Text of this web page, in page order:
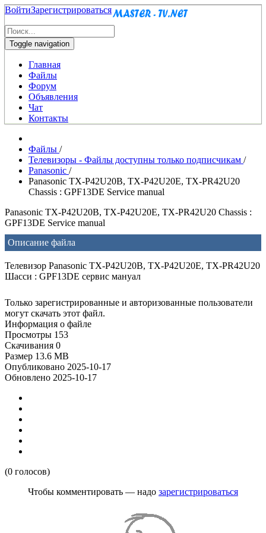
ВойтиЗарегистрироваться
Toggle navigation
Главная
Файлы
Форум
Объявления
Чат
Контакты
Файлы /
Телевизоры - Файлы доступны только подписчикам /
Panasonic /
Panasonic TX-P42U20B, TX-P42U20E, TX-PR42U20
Chassis : GPF13DE Service manual
Panasonic TX-P42U20B, TX-P42U20E, TX-PR42U20 Chassis :
GPF13DE Service manual
Описание файла
Телевизор Panasonic TX-P42U20B, TX-P42U20E, TX-PR42U20
Шасси : GPF13DE сервис мануал
Только зарегистрированные и авторизованные пользователи
могут скачать этот файл.
Информация о файле
Просмотры 153
Скачивания 0
Размер 13.6 MB
Опубликовано 2025-10-17
Обновлено 2025-10-17
(0 голосов)
Чтобы комментировать — надо зарегистрироваться